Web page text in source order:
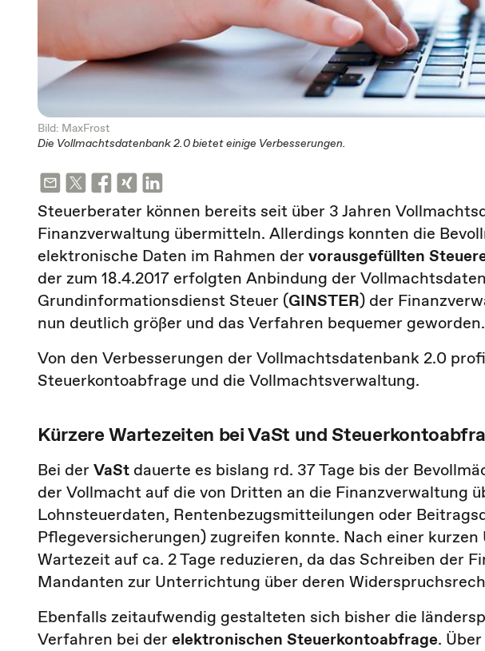
Bild: MaxFrost
Die Vollmachtsdatenbank 2.0 bietet einige Verbesserungen.
Steuerberater können bereits seit über 3 Jahren
Finanzverwaltung übermitteln. Allerdings konnten die
elektronische Daten im Rahmen der vorausgefüllten
der zum 18.4.2017 erfolgten Anbindung der
Grundinformationsdienst Steuer (GINSTER) der
nun deutlich größer und das Verfahren bequemer geworden.
Von den Verbesserungen der Vollmachtsdatenbank 2.0
Steuerkontoabfrage und die Vollmachtsverwaltung.
Kürzere Wartezeiten bei VaSt und
Bei der VaSt dauerte es bislang rd. 37 Tage bis der
der Vollmacht auf die von Dritten an die Finanzverwaltung
Lohnsteuerdaten, Rentenbezugsmitteilungen oder
Pflegeversicherungen) zugreifen konnte. Nach einer
Wartezeit auf ca. 2 Tage reduzieren, da das Schreiben der
Mandanten zur Unterrichtung über deren
Ebenfalls zeitaufwendig gestalteten sich bisher die
Verfahren bei der elektronischen Steuerkontoabfrage.